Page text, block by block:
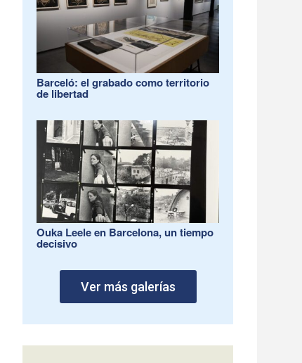
Barceló: el grabado como territorio
de libertad
Ouka Leele en Barcelona, un tiempo
decisivo
Ver más galerías